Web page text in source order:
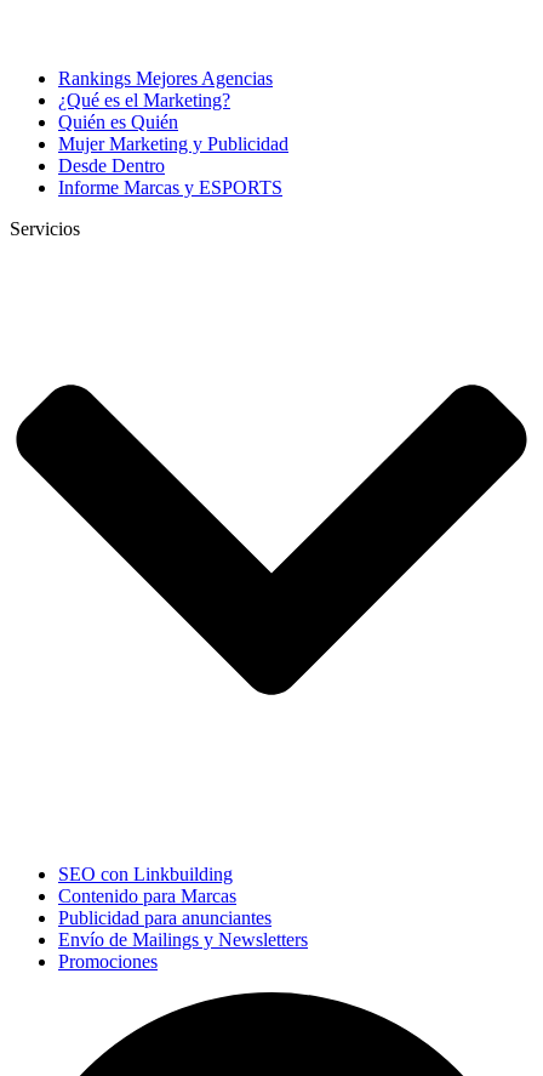
Rankings Mejores Agencias
¿Qué es el Marketing?
Quién es Quién
Mujer Marketing y Publicidad
Desde Dentro
Informe Marcas y ESPORTS
Servicios
SEO con Linkbuilding
Contenido para Marcas
Publicidad para anunciantes
Envío de Mailings y Newsletters
Promociones